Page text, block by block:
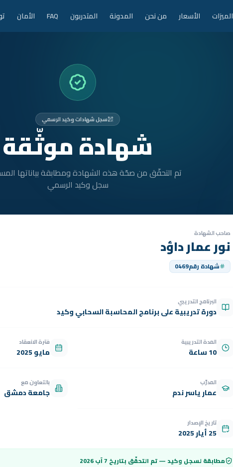
الميزات الأسعار من نحن المدونة المتدربون FAQ الأمان
سجل شهادات وكيد الرسمي
شهادة موثّقة
تم التحقّق من صحّة هذه الشهادة ومطابقة بياناتها
سجل وكيد الرسمي
صاحب الشهادة
نور عمار داؤد
شهادة رقم0469
البرنامج التدريبي
دورة تدريبية على برنامج المحاسبة السحابي وكيد
المدة التدريبية
10 ساعة
فترة الانعقاد
مايو 2025
المدرّب
عمار ياسر ندم
بالتعاون مع
جامعة دمشق
تاريخ الإصدار
25 أيار 2025
مطابقة لسجل وكيد — تم التحقّق بتاريخ 7 آب 2026